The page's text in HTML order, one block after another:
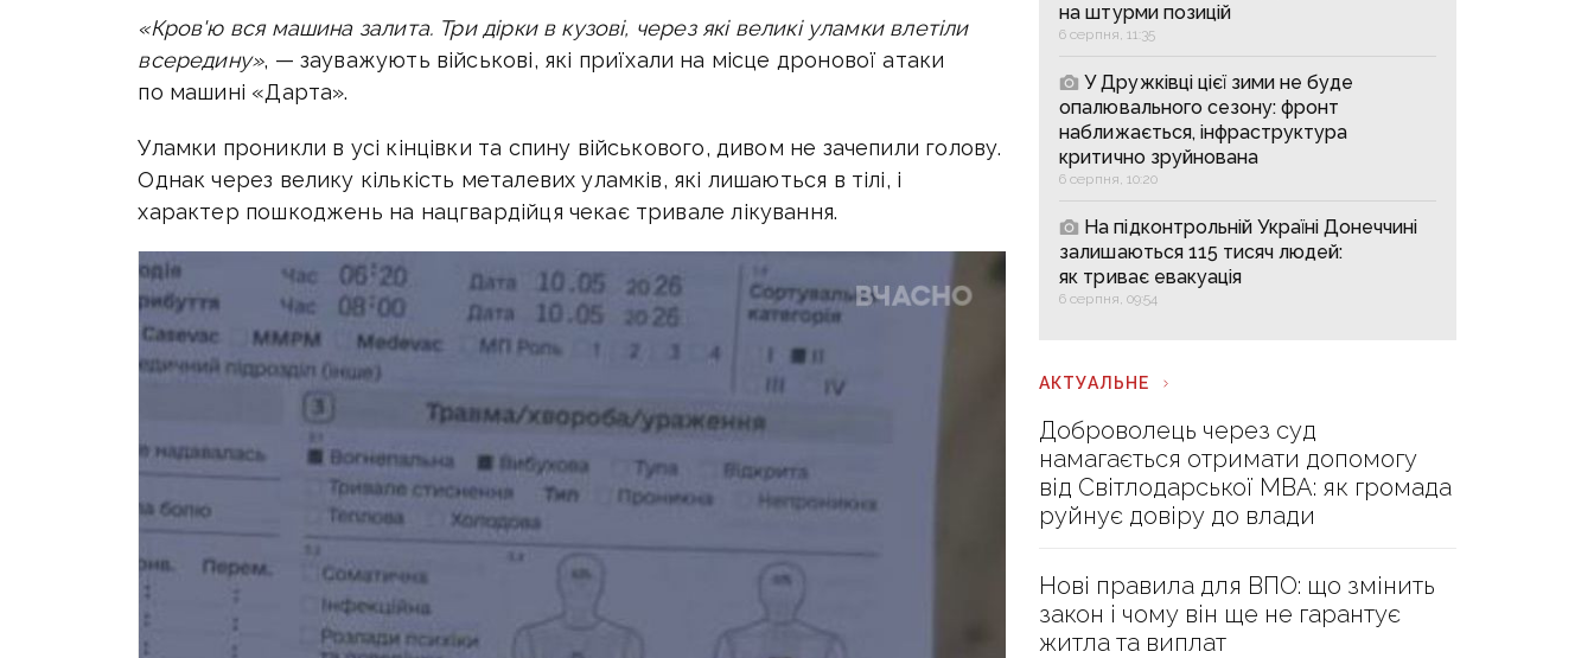
«Кров'ю вся машина залита. Три дірки в кузові, через які великі уламки влетіли
всередину», — зауважують військові, які приїхали на місце дронової атаки
по машині «Дарта».
Уламки проникли в усі кінцівки та спину військового, дивом не зачепили голову.
Однак через велику кількість металевих уламків, які лишаються в тілі, і
характер пошкоджень на нацгвардійця чекає тривале лікування.
на штурми позицій
6 серпня, 11:35
У Дружківці цієї зими не буде
опалювального сезону: фронт
наближається, інфраструктура
критично зруйнована
6 серпня, 10:20
На підконтрольній Україні Донеччині
залишаються 115 тисяч людей:
як триває евакуація
6 серпня, 09:54
АКТУАЛЬНЕ
Доброволець через суд
намагається отримати допомогу
від Світлодарської МВА: як громада
руйнує довіру до влади
Нові правила для ВПО: що змінить
закон і чому він ще не гарантує
житла та виплат